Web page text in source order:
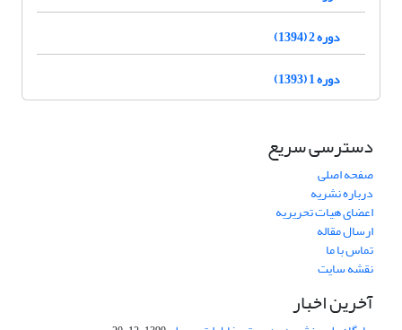
دوره 2 (1394)
دوره 1 (1393)
دسترسی سریع
صفحه اصلی
درباره نشریه
اعضای هیات تحریریه
ارسال مقاله
تماس با ما
نقشه سایت
آخرین اخبار